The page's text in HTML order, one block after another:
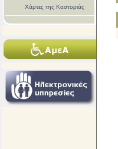
Χάρτες της Καστοριάς